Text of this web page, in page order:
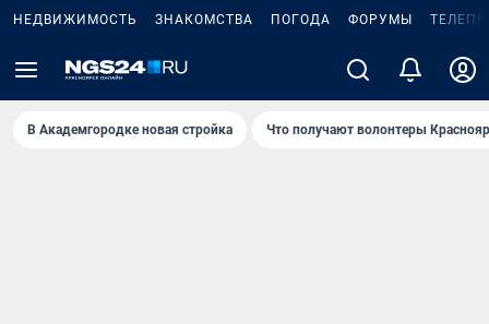
НЕДВИЖИМОСТЬ ЗНАКОМСТВА ПОГОДА ФОРУМЫ
В Академгородке новая стройка Что получают волонтеры